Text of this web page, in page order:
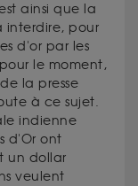
ainsi que la
interdire, pour
d'or par les
le moment,
la presse
à ce sujet.
indienne
d'Or ont
un dollar
veulent